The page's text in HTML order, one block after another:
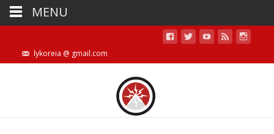
lykoreia @ gmail.com
MENU